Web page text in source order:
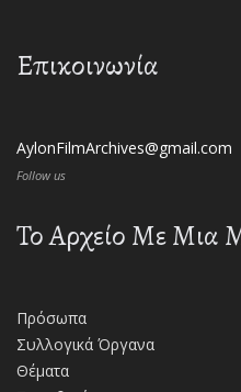
Επικοινωνία
AylonFilmArchives@gmail.com
Follow us
Το Αρχείο Με Μια
Πρόσωπα
Συλλογικά Όργανα
Θέματα